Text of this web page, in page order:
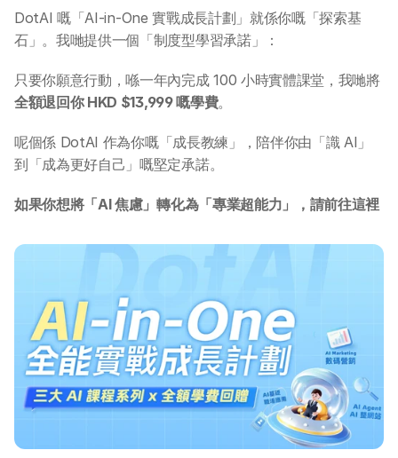
DotAI 嘅「AI-in-One 實戰成長計劃」就係你嘅「探索基
石」。我哋提供一個「制度型學習承諾」：
只要你願意行動，喺一年內完成 100 小時實體課堂，我哋將
全額退回你 HKD $13,999 嘅學費。
呢個係 DotAI 作為你嘅「成長教練」，陪伴你由「識 AI」
到「成為更好自己」嘅堅定承諾。
如果你想將「AI 焦慮」轉化為「專業超能力」，請前往這裡
AI 活動
AI 攻略及資訊
AI 企業培訓
學校 AI 培訓
一年任學 AI 課程計劃
網上 AI 學習平台
AI 應用服務
AI 創意廣告服務
聯絡我們